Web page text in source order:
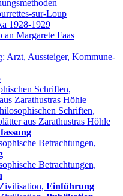
sur-Loup
1928-1929
Margarete Faas
Arzt, Aussteiger, Kommune-
Schriften,
Zarathustras Höhle
Schriften,
aus Zarathustras Höhle
Betrachtungen,
Betrachtungen,
Einführung